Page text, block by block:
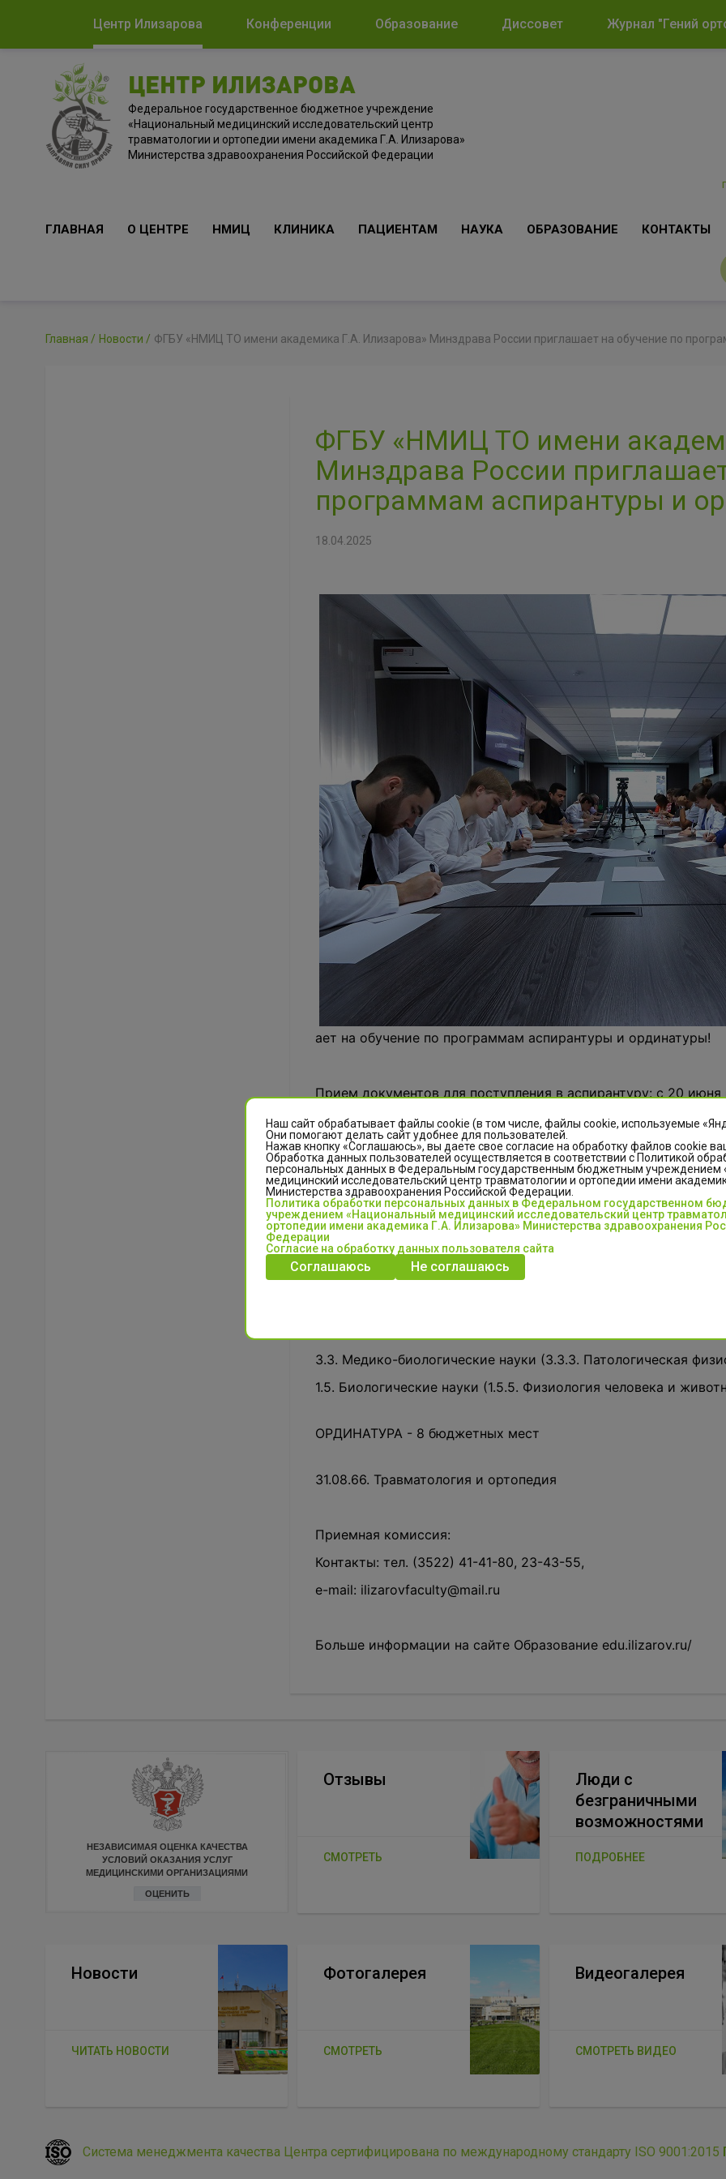
Центр Илизарова Конференции Образование Диссовет Журнал "Гений
ЦЕНТР ИЛИЗАРОВА
Федеральное государственное бюджетное учреждение
«Национальный медицинский исследовательский центр
травматологии и ортопедии имени академика Г.А. Илизарова»
Министерства здравоохранения Российской Федерации
ГЛАВНАЯ О ЦЕНТРЕ НМИЦ КЛИНИКА ПАЦИЕНТАМ НАУКА ОБРАЗОВАНИЕ КОНТАКТЫ
Главная Новости ФГБУ «НМИЦ ТО имени академика Г.А. Илизарова» Минздрава России приглашает на обучение по
ФГБУ «НМИЦ ТО имени
Минздрава России
программам аспирантуры и
18.04.2025
ает на обучение по программам аспирантуры и ординатуры!
Прием документов для поступления в аспирантуру: с 20 июня
Прием документов для поступления в ординатуру: с 1 июля по
Количество мест для приема в 2025 году:
АСПИРАНТУРА - 11 мест на коммерческой основе.
3.3. Медико-биологические науки (3.3.3. Патологическая
1.5. Биологические науки (1.5.5. Физиология человека и
ОРДИНАТУРА - 8 бюджетных мест
31.08.66. Травматология и ортопедия
Приемная комиссия:
Контакты: тел. (3522) 41-41-80, 23-43-55,
e-mail: ilizarovfaculty@mail.ru
Больше информации на сайте Образование edu.ilizarov.ru/
НЕЗАВИСИМАЯ ОЦЕНКА КАЧЕСТВА
УСЛОВИЙ ОКАЗАНИЯ УСЛУГ
МЕДИЦИНСКИМИ ОРГАНИЗАЦИЯМИ
ОЦЕНИТЬ
Отзывы
СМОТРЕТЬ
Люди с
безграничными
возможностями
ПОДРОБНЕЕ
Новости
ЧИТАТЬ НОВОСТИ
Фотогалерея
СМОТРЕТЬ
Видеогалерея
СМОТРЕТЬ ВИДЕО
Система менеджмента качества Центра сертифицирована по международному стандарту ISO 9001:2015
Наш сайт обрабатывает файлы cookie (в том числе, файлы cookie, используемые
Они помогают делать сайт удобнее для пользователей.
Нажав кнопку «Соглашаюсь», вы даете свое согласие на обработку файлов cookie
Обработка данных пользователей осуществляется в соответствии с Политикой
персональных данных в Федеральным государственным бюджетным учреждением
медицинский исследовательский центр травматологии и ортопедии имени
Министерства здравоохранения Российской Федерации.
Политика обработки персональных данных в Федеральном государственном
учреждением «Национальный медицинский исследовательский центр
ортопедии имени академика Г.А. Илизарова» Министерства здравоохранения
Федерации
Согласие на обработку данных пользователя сайта
Соглашаюсь Не соглашаюсь